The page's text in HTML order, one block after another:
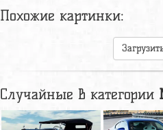
Похожие картинки:
Случайные в категории